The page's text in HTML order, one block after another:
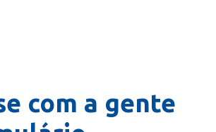
com a gente